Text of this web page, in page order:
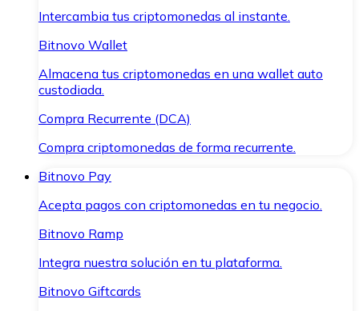
Intercambia tus criptomonedas al instante.
Bitnovo Wallet
Almacena tus criptomonedas en una wallet auto
custodiada.
Compra Recurrente (DCA)
Compra criptomonedas de forma recurrente.
Bitnovo Pay
Acepta pagos con criptomonedas en tu negocio.
Bitnovo Ramp
Integra nuestra solución en tu plataforma.
Bitnovo Giftcards